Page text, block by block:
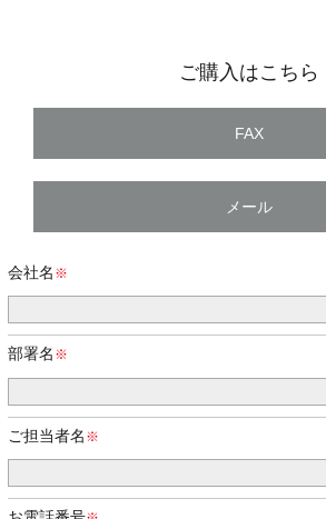
ご購入はこちら
FAX
メール
会社名
部署名
ご担当者名